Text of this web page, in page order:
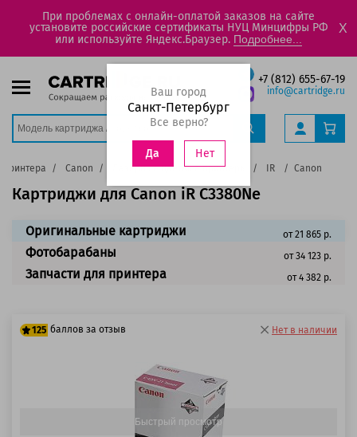
При проблемах с онлайн-оплатой заказов на сайте
установите российские сертификаты НУЦ Минцифры РФ
или используйте Яндекс.Браузер. Подробнее...
X
+7 (812) 655-67-19
info@cartridge.ru
Ваш город
Санкт-Петербург
Все верно?
Да Нет
Canon Лазерные цветные принтеры IR Canon iR
Картриджи для Canon iR C3380Ne
Оригинальные картриджи от 21 865 р.
Фотобарабаны от 34 123 р.
Запчасти для принтера от 4 382 р.
125 баллов за отзыв Нет в наличии
Быстрый просмотр